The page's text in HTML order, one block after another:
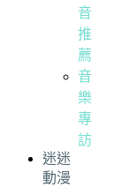
音
推
薦
音
樂
專
訪
迷迷
動漫